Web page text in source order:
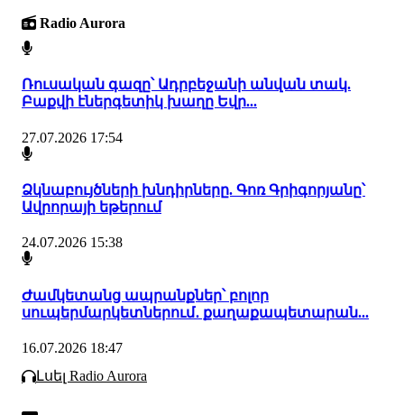
Radio Aurora
Ռուսական գազը՝ Ադրբեջանի անվան տակ.
Բաքվի էներգետիկ խաղը Եվր...
27.07.2026 17:54
Ձկնաբույծների խնդիրները. Գոռ Գրիգորյանը՝
Ավրորայի եթերում
24.07.2026 15:38
Ժամկետանց ապրանքներ՝ բոլոր
սուպերմարկետներում․ քաղաքապետարան...
16.07.2026 18:47
Լսել Radio Aurora